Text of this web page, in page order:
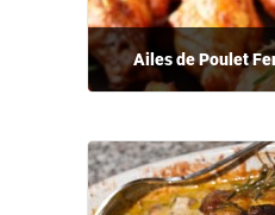
Ailes de Poulet